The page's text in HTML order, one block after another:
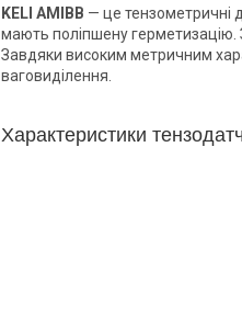
KELI AMIBB — це тензометричні
мають поліпшену герметизацію.
Завдяки високим метричним
ваговиділення.
Характеристики